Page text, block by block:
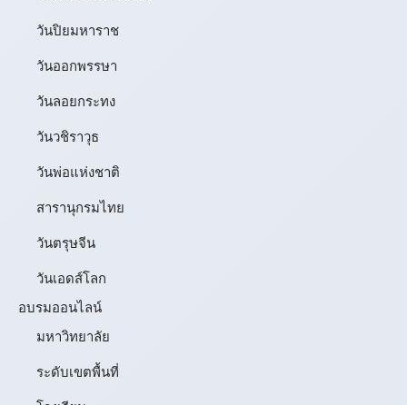
วันปิยมหาราช
วันออกพรรษา
วันลอยกระทง
วันวชิราวุธ
วันพ่อแห่งชาติ
สารานุกรมไทย
วันตรุษจีน
วันเอดส์โลก
อบรมออนไลน์
มหาวิทยาลัย
ระดับเขตพื้นที่